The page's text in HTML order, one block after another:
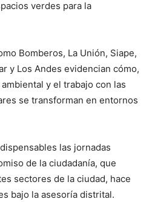
verdes para la
Bomberos, La Unión, Siape,
y Los Andes evidencian cómo,
y el trabajo con las
se transforman en entornos
las jornadas
de la ciudadanía, que
sectores de la ciudad, hace
bajo la asesoría distrital.